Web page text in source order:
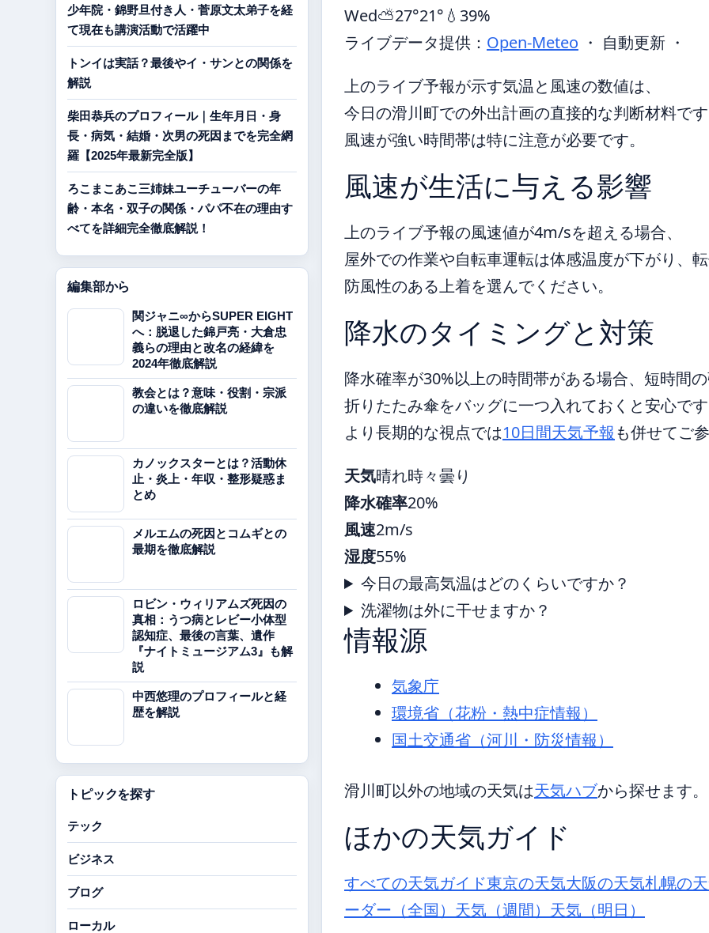
Wed⛅27°21° 💧39%
ライブデータ提供： Open-Meteo ・ 自動更新 ・
上のライブ予報が示す気温と風速の数値は、
今日の滑川町での外出計画の直接的な判断材料です
風速が強い時間帯は特に注意が必要です。
風速が生活に与える影響
上のライブ予報の風速値が4m/sを超える場合、
屋外での作業や自転車運転は体感温度が下がり、
防風性のある上着を選んでください。
降水のタイミングと対策
降水確率が30%以上の時間帯がある場合、短時間の
折りたたみ傘をバッグに一つ入れておくと安心です
より長期的な視点では10日間天気予報も併せてご
天気晴れ時々曇り
降水確率20%
風速2m/s
湿度55%
今日の最高気温はどのくらいですか？
洗濯物は外に干せますか？
情報源
気象庁
環境省（花粉・熱中症情報）
国土交通省（河川・防災情報）
滑川町以外の地域の天気は天気ハブから探せます。
ほかの天気ガイド
すべての天気ガイド東京の天気大阪の天気札幌の
ーダー（全国） 天気（週間） 天気（明日）
少年院・錦野旦付き人・菅原文太弟子を経
て現在も講演活動で活躍中
トンイは実話？最後やイ・サンとの関係を
解説
柴田恭兵のプロフィール｜生年月日・身
長・病気・結婚・次男の死因までを完全網
羅【2025年最新完全版】
ろこまこあこ三姉妹ユーチューバーの年
齢・本名・双子の関係・パパ不在の理由す
べてを詳細完全徹底解説！
編集部から
関ジャニ∞からSUPER EIGHT
へ：脱退した錦戸亮・大倉忠
義らの理由と改名の経緯を
2024年徹底解説
教会とは？意味・役割・宗派
の違いを徹底解説
カノックスターとは？活動休
止・炎上・年収・整形疑惑ま
とめ
メルエムの死因とコムギとの
最期を徹底解説
ロビン・ウィリアムズ死因の
真相：うつ病とレビー小体型
認知症、最後の言葉、遺作
『ナイトミュージアム3』も解
説
中西悠理のプロフィールと経
歴を解説
トピックを探す
テック
ビジネス
ブログ
ローカル